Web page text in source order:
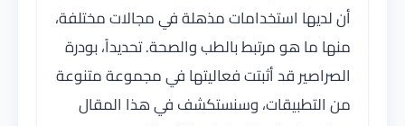
أن لديها استخدامات مذهلة في مجالات مختلفة،
منها ما هو مرتبط بالطب والصحة. تحديداً، بودرة
الصراصير قد أثبتت فعاليتها في مجموعة متنوعة
من التطبيقات، وسنستكشف في هذا المقال